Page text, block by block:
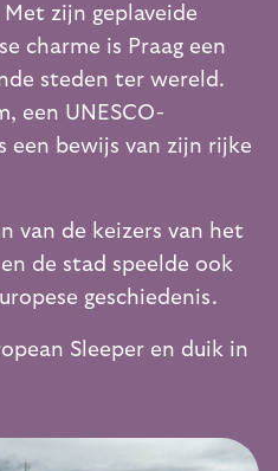
zijn geplaveide
charme is Praag een
steden ter wereld.
een UNESCO-
een bewijs van zijn rijke
van de keizers van het
de stad speelde ook
geschiedenis.
Sleeper en duik in